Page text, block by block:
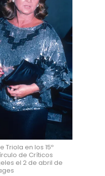
Triola en los 15º
de Críticos
el 2 de abril de